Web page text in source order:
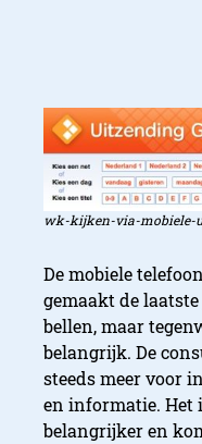
wk-kijken-via-mobiele-
De mobiele
gemaakt de
bellen, maar
belangrijk. De
steeds meer voor
en informatie. Het
belangrijker en